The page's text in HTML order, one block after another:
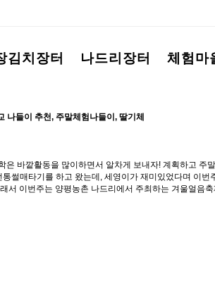
김치장터 나드리장터 체험마
나들이 추천, 주말체험나들이, 딸기체
은 바깥활동을 많이하면서 알차게 보내자! 계획하고 주
통썰매타기를 하고 왔는데, 세영이가 재미있었다며 이번
서 이번주는 양평농촌 나드리에서 주최하는 겨울얼음